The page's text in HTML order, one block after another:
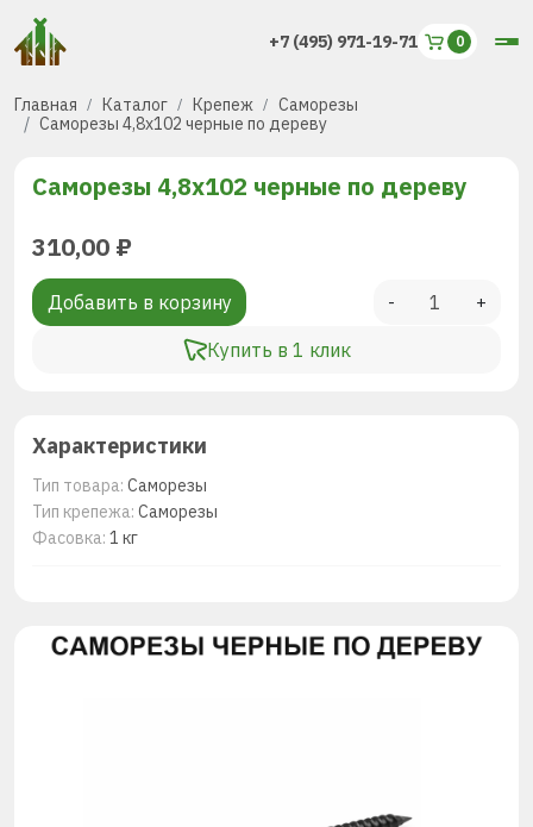
+7 (495) 971-19-71
Главная Каталог Крепеж
Саморезы
Саморезы 4,8х102 черные по дереву
Саморезы 4,8х102 черные по дереву
310,00 ₽
Добавить в корзину
Купить в 1 клик
- +
Характеристики
Тип товара: Саморезы
Тип крепежа: Саморезы
Фасовка: 1 кг